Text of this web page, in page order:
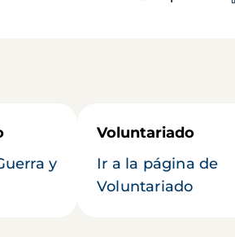
y
Voluntariado
Ir a la página de
Voluntariado